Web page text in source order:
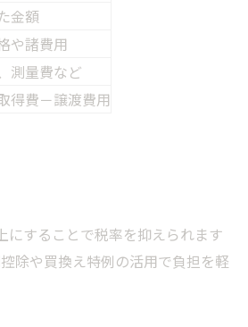
金額
や諸費用
測量費など
得費－譲渡費用
にすることで税率を抑えられます
除や買換え特例の活用で負担を軽